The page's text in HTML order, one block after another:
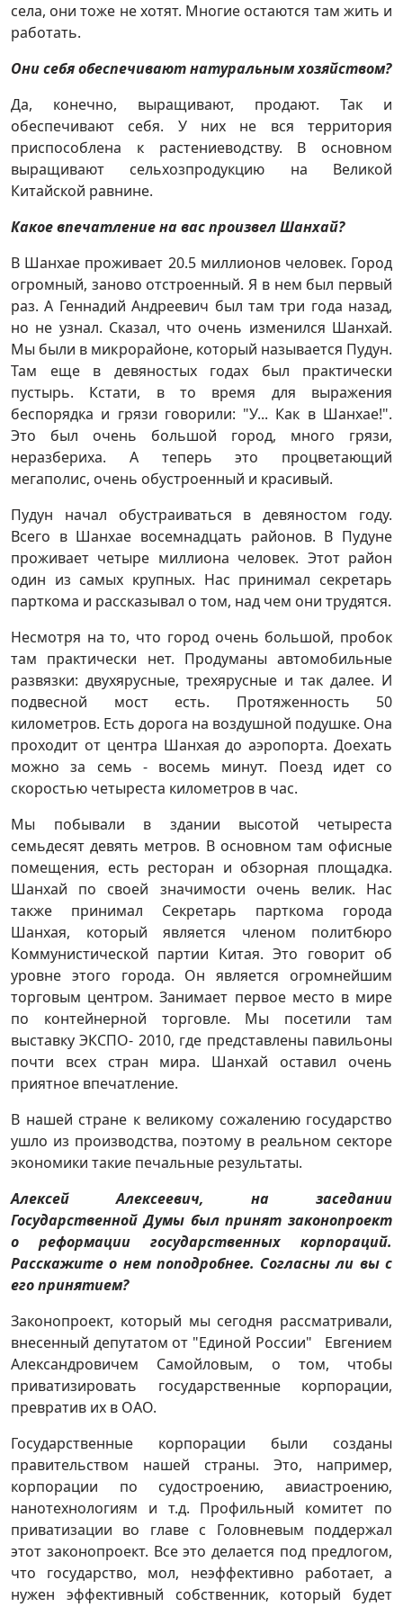
села, они тоже не хотят. Многие остаются там жить и
работать.
Они себя обеспечивают натуральным хозяйством?
Да, конечно, выращивают, продают. Так и
обеспечивают себя. У них не вся территория
приспособлена к растениеводству. В основном
выращивают сельхозпродукцию на Великой
Китайской равнине.
Какое впечатление на вас произвел Шанхай?
В Шанхае проживает 20.5 миллионов человек. Город
огромный, заново отстроенный. Я в нем был первый
раз. А Геннадий Андреевич был там три года назад,
но не узнал. Сказал, что очень изменился Шанхай.
Мы были в микрорайоне, который называется Пудун.
Там еще в девяностых годах был практически
пустырь. Кстати, в то время для выражения
беспорядка и грязи говорили: "У... Как в Шанхае!".
Это был очень большой город, много грязи,
неразбериха. А теперь это процветающий
мегаполис, очень обустроенный и красивый.
Пудун начал обустраиваться в девяностом году.
Всего в Шанхае восемнадцать районов. В Пудуне
проживает четыре миллиона человек. Этот район
один из самых крупных. Нас принимал секретарь
парткома и рассказывал о том, над чем они трудятся.
Несмотря на то, что город очень большой, пробок
там практически нет. Продуманы автомобильные
развязки: двухярусные, трехярусные и так далее. И
подвесной мост есть. Протяженность 50
километров. Есть дорога на воздушной подушке. Она
проходит от центра Шанхая до аэропорта. Доехать
можно за семь - восемь минут. Поезд идет со
скоростью четыреста километров в час.
Мы побывали в здании высотой четыреста
семьдесят девять метров. В основном там офисные
помещения, есть ресторан и обзорная площадка.
Шанхай по своей значимости очень велик. Нас
также принимал Секретарь парткома города
Шанхая, который является членом политбюро
Коммунистической партии Китая. Это говорит об
уровне этого города. Он является огромнейшим
торговым центром. Занимает первое место в мире
по контейнерной торговле. Мы посетили там
выставку ЭКСПО- 2010, где представлены павильоны
почти всех стран мира. Шанхай оставил очень
приятное впечатление.
В нашей стране к великому сожалению государство
ушло из производства, поэтому в реальном секторе
экономики такие печальные результаты.
Алексей Алексеевич, на заседании
Государственной Думы был принят законопроект
о реформации государственных корпораций.
Расскажите о нем поподробнее. Согласны ли вы с
егопринятием?
Законопроект, который мы сегодня рассматривали,
внесенный депутатом от "Единой России" Евгением
Александровичем Самойловым, о том, чтобы
приватизировать государственные корпорации,
превратив их в ОАО.
Государственные корпорации были созданы
правительством нашей страны. Это, например,
корпорации по судостроению, авиастроению,
нанотехнологиям и т.д. Профильный комитет по
приватизации во главе с Головневым поддержал
этот законопроект. Все это делается под предлогом,
что государство, мол, неэффективно работает, а
нужен эффективный собственник, который будет